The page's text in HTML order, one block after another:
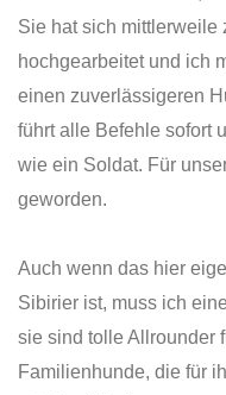
Sie hat sich mittlerweile
hochgearbeitet und ich
einen zuverlässigeren
führt alle Befehle sofort
wie ein Soldat. Für
geworden.
Auch wenn das hier
Sibirier ist, muss ich
sie sind tolle Allrounder
Familienhunde, die für